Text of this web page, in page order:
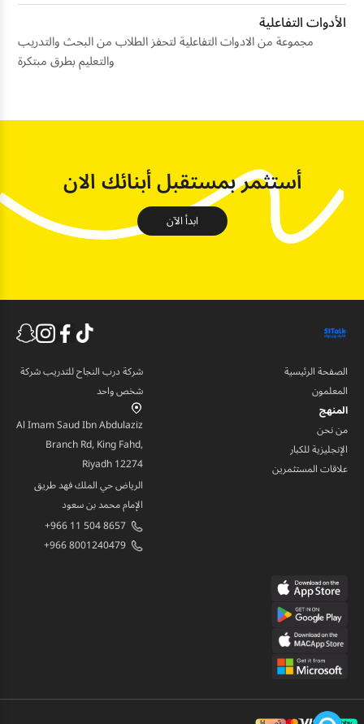
الأدوات التفاعلية
مجموعة من الادوات التفاعلية لتحفز الطلاب من البحث والتدريب
والتعليم بطرق مبتكرة
أستثمر بمستقبل أبنائك الان
ابدأ الآن
الصفحة الرئيسية
المعلمون
المنهج
من نحن
الإنجليزية للكبار
علاقات المستثمرين
شركة درب النجاح للتدريب شركة
شخص واحد
Al Imam Saud Ibn Abdulaziz
Branch Rd, King Fahd,
Riyadh 12274
الرياض حي الملك فهد طريق
الإمام محمد بن سعود
+966 11 504 8657
+966 8001240479